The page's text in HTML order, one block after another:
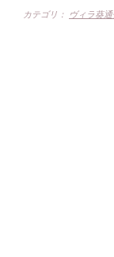
カテゴリ： ヴィラ葵通